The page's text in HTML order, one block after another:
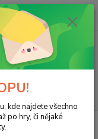
Menu
ks
0 Kč
Edition
kde najdete všechno
po hry, či nějaké